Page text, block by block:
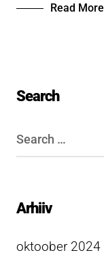
Read More
Search
Arhiiv
oktoober 2024